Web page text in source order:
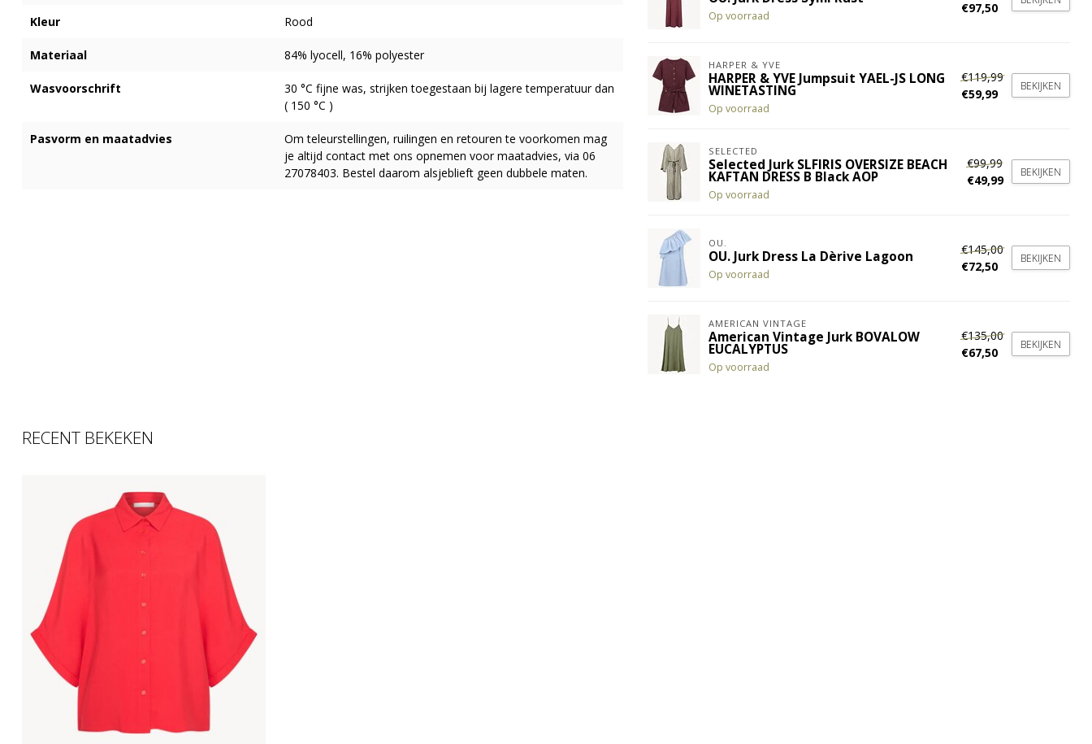
Kleur Rood
Materiaal 84% lyocell, 16% polyester
Wasvoorschrift
30 °C fijne was, strijken toegestaan bij lagere temperatuur dan
( 150 °C )
Pasvorm en maatadvies
Om teleurstellingen, ruilingen en retouren te voorkomen mag
je altijd contact met ons opnemen voor maatadvies, via 06
27078403. Bestel daarom alsjeblieft geen dubbele maten.
Op voorraad
€97,50
HARPER & YVE
HARPER & YVE Jumpsuit YAEL-JS LONG
WINETASTING
Op voorraad
€119,99
€59,99
BEKIJKEN
SELECTED
Selected Jurk SLFIRIS OVERSIZE BEACH
KAFTAN DRESS B Black AOP
Op voorraad
€99,99
€49,99
BEKIJKEN
OU.
OU. Jurk Dress La Dèrive Lagoon
Op voorraad
€145,00
€72,50
BEKIJKEN
AMERICAN VINTAGE
American Vintage Jurk BOVALOW
EUCALYPTUS
Op voorraad
€135,00
€67,50
BEKIJKEN
RECENT BEKEKEN